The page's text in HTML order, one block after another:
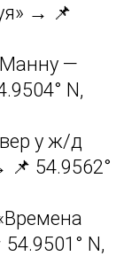
→ 📌
—
N,
у ж/д
📌 54.9562°
N,